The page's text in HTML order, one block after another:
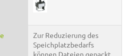
Zur Reduzierung des
Speichplatzbedarfs